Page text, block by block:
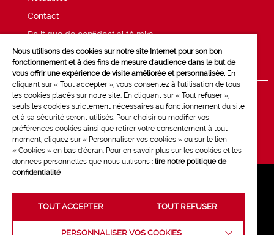
Contact
Politique de confidentialité mk2
Mentions légales
Crédits :La Jungle
Nous utilisons des cookies sur notre site Internet pour son bon
fonctionnement et à des fins de mesure d'audience dans le but de
vous offrir une expérience de visite améliorée et personnalisée. En
cliquant sur « Tout accepter », vous consentez à l'utilisation de tous
les cookies placés sur notre site. En cliquant sur « Tout refuser »,
seuls les cookies strictement nécessaires au fonctionnement du site
et à sa sécurité seront utilisés. Pour choisir ou modifier vos
préférences cookies ainsi que retirer votre consentement à tout
moment, cliquez sur « Personnaliser vos cookies » ou sur le lien
« Cookies » en bas d'écran. Pour en savoir plus sur les cookies et les
données personnelles que nous utilisons : lire notre politique de
confidentialité
TOUT ACCEPTER TOUT REFUSER
PERSONNALISER VOS COOKIES